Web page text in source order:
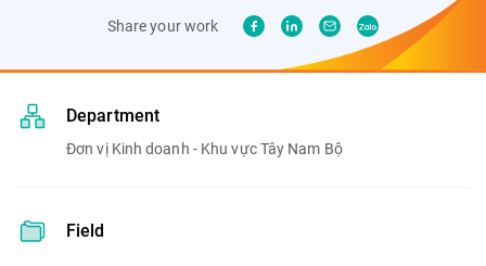
Share your work
Department
Đơn vị Kinh doanh - Khu vực Tây Nam Bộ
Field